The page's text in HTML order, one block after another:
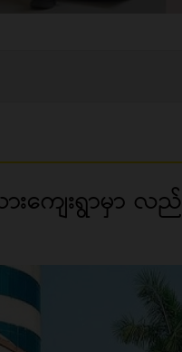
သားကျေးရွာမှာ